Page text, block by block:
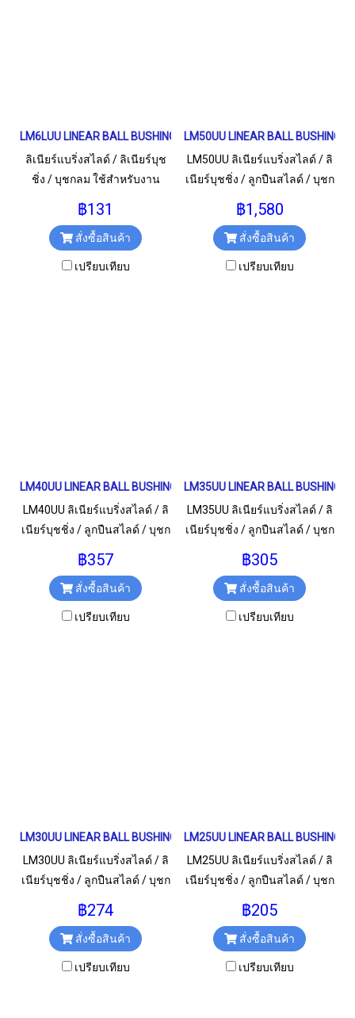
LM6LUU LINEAR BALL BUSHING LM Type เพลา 6 มม.
ลิเนียร์แบริ่งสไลด์ / ลิเนียร์บุช
ชิ่ง / บุชกลม ใช้สำหรับงาน
LM6LUU / LM6L / LM6 LUU
ขนาด 6x12x35 มม.
฿131
สั่งซื้อสินค้า
เปรียบเทียบ
LM50UU LINEAR BALL BUSHING
LM50UU ลิเนียร์แบริ่งสไลด์ / ลิ
เนียร์บุชชิ่ง / ลูกปืนสไลด์ / บุชก
฿1,580
สั่งซื้อสินค้า
เปรียบเทียบ
LM40UU LINEAR BALL BUSHING LM Type ลิเนียร์แบริ่งสไลด์
LM40UU ลิเนียร์แบริ่งสไลด์ / ลิ
เนียร์บุชชิ่ง / ลูกปืนสไลด์ / บุชก
฿357
สั่งซื้อสินค้า
เปรียบเทียบ
LM35UU LINEAR BALL BUSHING
LM35UU ลิเนียร์แบริ่งสไลด์ / ลิ
เนียร์บุชชิ่ง / ลูกปืนสไลด์ / บุชก
฿305
สั่งซื้อสินค้า
เปรียบเทียบ
LM30UU LINEAR BALL BUSHING LM Type ลิเนียร์แบริ่งสไลด์
LM30UU ลิเนียร์แบริ่งสไลด์ / ลิ
เนียร์บุชชิ่ง / ลูกปืนสไลด์ / บุชก
฿274
สั่งซื้อสินค้า
เปรียบเทียบ
LM25UU LINEAR BALL BUSHING
LM25UU ลิเนียร์แบริ่งสไลด์ / ลิ
เนียร์บุชชิ่ง / ลูกปืนสไลด์ / บุชก
฿205
สั่งซื้อสินค้า
เปรียบเทียบ